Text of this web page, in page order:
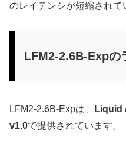
のレイテンシが短縮されて
LFM2-2.6B-Expの
LFM2-2.6B-Expは、
Liquid
v1.0で提供されています。